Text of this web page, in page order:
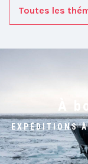
À
EXPÉDITIONS